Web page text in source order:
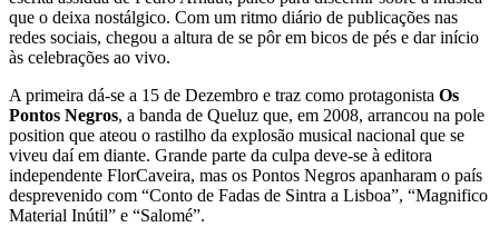
que o deixa nostálgico. Com um ritmo diário de publicações nas
redes sociais, chegou a altura de se pôr em bicos de pés e dar início
às celebrações ao vivo.
A primeira dá-se a 15 de Dezembro e traz como protagonista Os
Pontos Negros, a banda de Queluz que, em 2008, arrancou na pole
position que ateou o rastilho da explosão musical nacional que se
viveu daí em diante. Grande parte da culpa deve-se à editora
independente FlorCaveira, mas os Pontos Negros apanharam o país
desprevenido com “Conto de Fadas de Sintra a Lisboa”, “Magnifico
Material Inútil” e “Salomé”.